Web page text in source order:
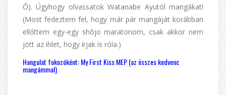
Ő). Úgyhogy olvassatok Watanabe Ayutól mangákat!
(Most fedeztem fel, hogy már pár mangáját korábban
ellőttem egy-egy shōjo maratonom, csak akkor nem
jött az ihlet, hogy írjak is róla.)
Hangulat fokozóként: My First Kiss MEP (az összes kedvenc
mangámmal)